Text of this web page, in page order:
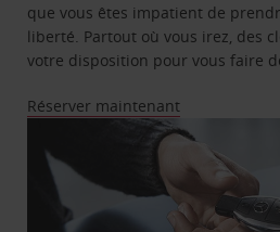
que vous êtes impatient de
liberté. Partout où vous irez, des
votre disposition pour vous faire
Réserver maintenant